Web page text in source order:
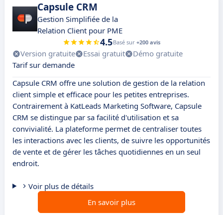
Capsule CRM
Gestion Simplifiée de la
Relation Client pour PME
4.5Basé sur +200 avis
Version gratuite Essai gratuit
Démo gratuite
Tarif sur demande
Capsule CRM offre une solution de gestion de la relation
client simple et efficace pour les petites entreprises.
Contrairement à KatLeads Marketing Software, Capsule
CRM se distingue par sa facilité d'utilisation et sa
convivialité. La plateforme permet de centraliser toutes
les interactions avec les clients, de suivre les opportunités
de vente et de gérer les tâches quotidiennes en un seul
endroit.
Voir plus de détails
En savoir plus